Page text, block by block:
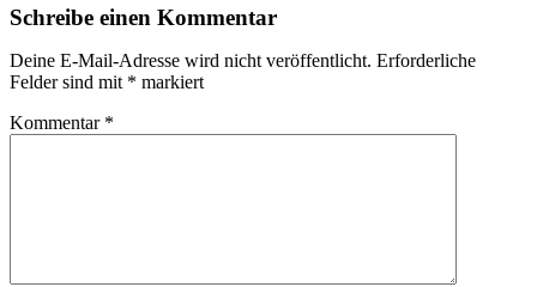
Schreibe einen Kommentar
Deine E-Mail-Adresse wird nicht veröffentlicht. Erforderliche
Felder sind mit * markiert
Kommentar *